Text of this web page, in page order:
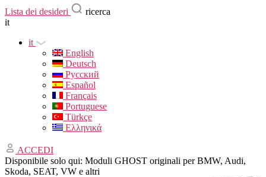
Lista dei desideri
ricerca
it
it
English
Deutsch
Русский
Español
Français
Portuguese
Türkçe
Ελληνικά
ACCEDI
Disponibile solo qui: Moduli GHOST originali per BMW, Audi,
Skoda, SEAT, VW e altri